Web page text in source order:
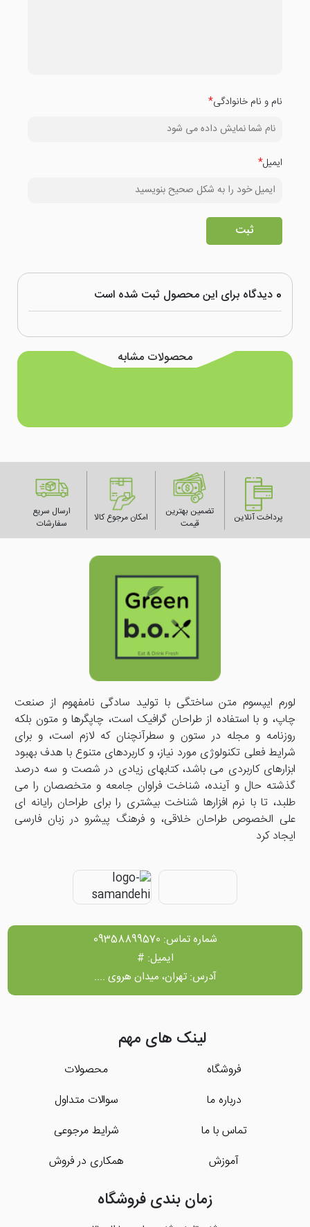
0 دیدگاه برای این محصول ثبت شده است
نام و نام خانوادگی*
ایمیل*
ثبت
محصولات مشابه
پرداخت آنلاین
تضمین بهترین
قیمت
امکان مرجوع کالا
ارسال سریع
سفارشات
لورم ایپسوم متن ساختگی با تولید سادگی نامفهوم از صنعت
چاپ، و با استفاده از طراحان گرافیک است، چاپگرها و متون بلکه
روزنامه و مجله در ستون و سطرآنچنان که لازم است، و برای
شرایط فعلی تکنولوژی مورد نیاز، و کاربردهای متنوع با هدف بهبود
ابزارهای کاربردی می باشد، کتابهای زیادی در شصت و سه درصد
گذشته حال و آینده، شناخت فراوان جامعه و متخصصان را می
طلبد، تا با نرم افزارها شناخت بیشتری را برای طراحان رایانه ای
علی الخصوص طراحان خلاقی، و فرهنگ پیشرو در زبان فارسی
ایجاد کرد
شماره تماس: 09358899570
ایمیل: #
آدرس: تهران، میدان هروی ....
لینک های مهم
فروشگاه
محصولات
درباره ما
سوالات متداول
تماس با ما
شرایط مرجوعی
آموزش
همکاری در فروش
زمان بندی فروشگاه